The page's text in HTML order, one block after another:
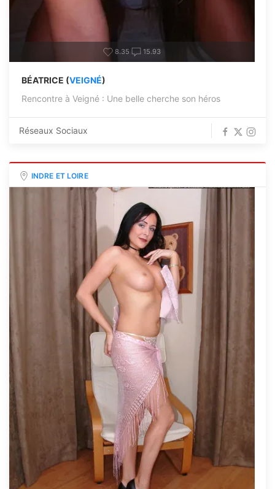
8.35 15.93
BÉATRICE (VEIGNÉ)
Rencontre à Veigné : Une belle cherche son héros
Réseaux Sociaux
INDRE ET LOIRE